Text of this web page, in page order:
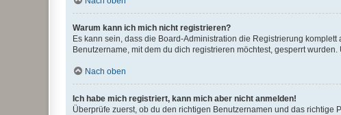
Warum kann ich mich nicht registrieren?
Es kann sein, dass die Board-Administration die Registrierung
Benutzername, mit dem du dich registrieren möchtest, gesperrt
Nach oben
Ich habe mich registriert, kann mich aber nicht anmelden!
Überprüfe zuerst, ob du den richtigen Benutzernamen und das